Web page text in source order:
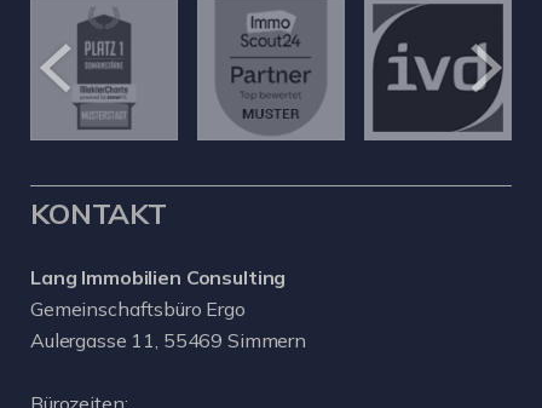
KONTAKT
Lang Immobilien Consulting
Gemeinschaftsbüro Ergo
Aulergasse 11, 55469 Simmern